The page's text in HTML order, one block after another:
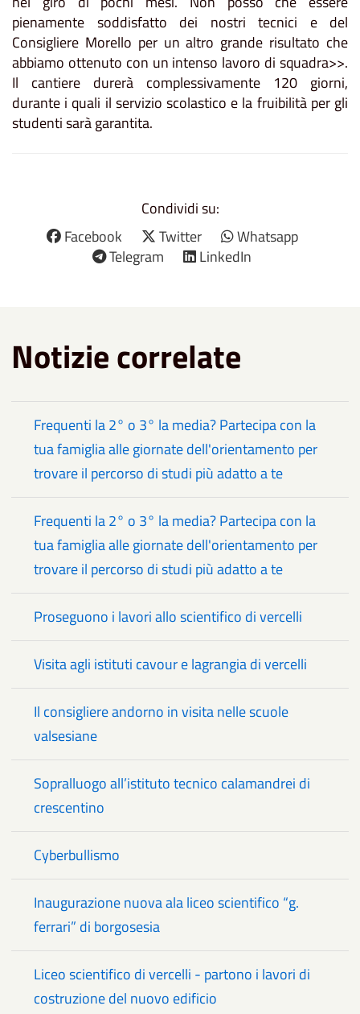
pienamente soddisfatto dei nostri tecnici e del
Consigliere Morello per un altro grande risultato che
abbiamo ottenuto con un intenso lavoro di squadra>>.
Il cantiere durerà complessivamente 120 giorni,
durante i quali il servizio scolastico e la fruibilità per gli
studenti sarà garantita.
Condividi su:
Facebook
Twitter
Whatsapp
Telegram
LinkedIn
Notizie correlate
Frequenti la 2° o 3° la media? Partecipa con la
tua famiglia alle giornate dell'orientamento per
trovare il percorso di studi più adatto a te
Frequenti la 2° o 3° la media? Partecipa con la
tua famiglia alle giornate dell'orientamento per
trovare il percorso di studi più adatto a te
Proseguono i lavori allo scientifico di vercelli
Visita agli istituti cavour e lagrangia di vercelli
Il consigliere andorno in visita nelle scuole
valsesiane
Sopralluogo all’istituto tecnico calamandrei di
crescentino
Cyberbullismo
Inaugurazione nuova ala liceo scientifico “g.
ferrari” di borgosesia
Liceo scientifico di vercelli - partono i lavori di
costruzione del nuovo edificio